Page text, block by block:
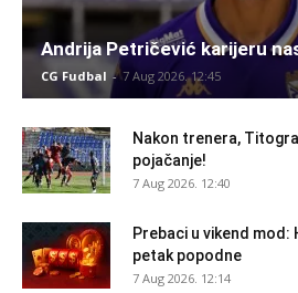
Andrija Petričević karijeru
CG Fudbal - 7 Aug 2026. 12:45
Nakon trenera,
pojačanje!
7 Aug 2026. 12:40
Prebaci u vikend mod:
petak popodne
7 Aug 2026. 12:14